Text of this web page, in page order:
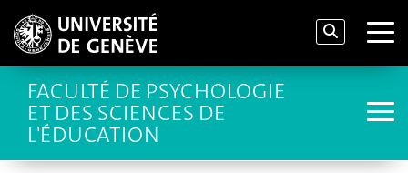
FACULTÉ DE PSYCHOLOGIE
ET DES SCIENCES DE
L'ÉDUCATION